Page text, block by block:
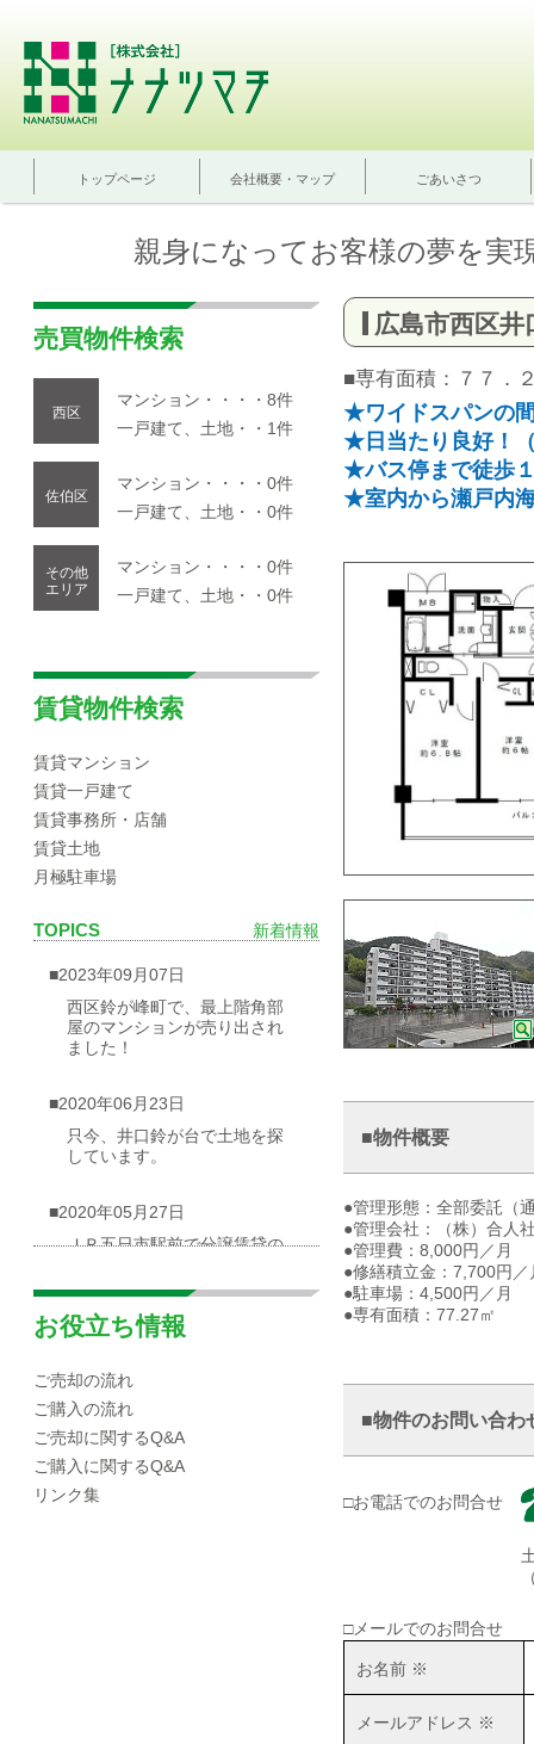
トップページ 会社概要・マップ ごあいさつ
親身になってお客様の夢を実
売買物件検索
西区
マンション・・・・8件
一戸建て、土地・・1件
佐伯区
マンション・・・・0件
一戸建て、土地・・0件
その他
エリア
マンション・・・・0件
一戸建て、土地・・0件
賃貸物件検索
賃貸マンション
賃貸一戸建て
賃貸事務所・店舗
賃貸土地
月極駐車場
TOPICS 新着情報
■2023年09月07日
西区鈴が峰町で、最上階角部
屋のマンションが売り出され
ました！
■2020年06月23日
只今、井口鈴が台で土地を探
しています。
■2020年05月27日
ＪＲ五日市駅前で分譲賃貸の
■2020年05月03日
ョンの概要
■2020年04月30日
☆海が見渡せる一戸建て（売
却物件）を募集しています！
お役立ち情報
ご売却の流れ
ご購入の流れ
ご売却に関するQ&A
ご購入に関するQ&A
リンク集
広島市西区井
■専有面積：７７．
★ワイドスパンの
★日当たり良好！
★バス停まで徒歩
★室内から瀬戸内
■物件概要
●管理形態：全部委託（
●管理会社：（株）合人
●管理費：8,000円／月
●修繕積立金：7,700円／
●駐車場：4,500円／月
●専有面積：77.27㎡
■物件のお問い合わ
□お電話でのお問合せ
□メールでのお問合せ
お名前 ※
メールアドレス ※